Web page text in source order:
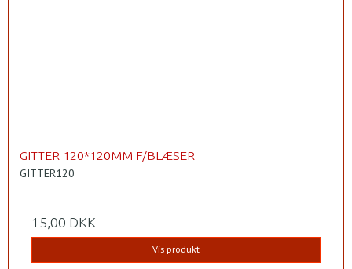
GITTER 120*120MM F/BLÆSER
GITTER120
15,00 DKK
Vis produkt